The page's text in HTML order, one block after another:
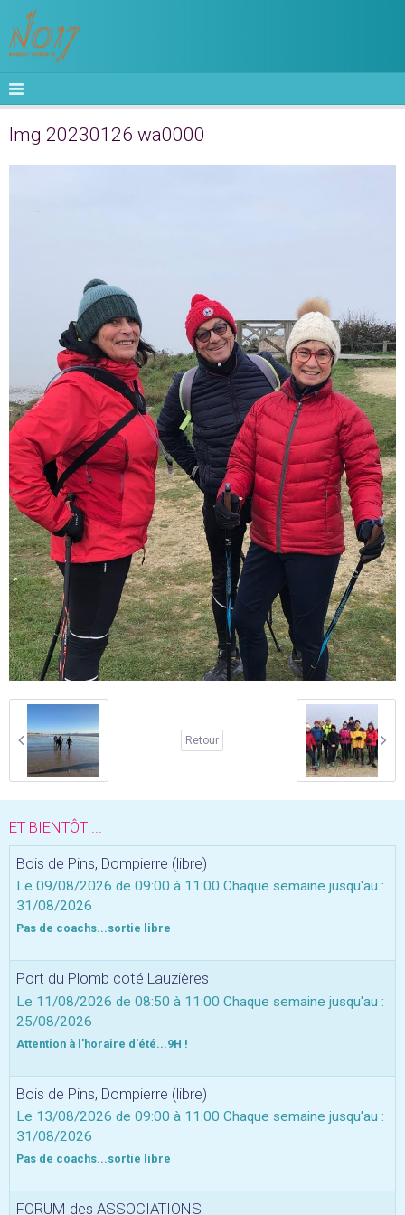
Img 20230126 wa0000
Retour
ET BIENTÔT ...
Bois de Pins, Dompierre (libre)
Le 09/08/2026 de 09:00 à 11:00 Chaque semaine jusqu'au :
31/08/2026
Pas de coachs...sortie libre
Port du Plomb coté Lauzières
Le 11/08/2026 de 08:50 à 11:00 Chaque semaine jusqu'au :
25/08/2026
Attention à l'horaire d'été...9H !
Bois de Pins, Dompierre (libre)
Le 13/08/2026 de 09:00 à 11:00 Chaque semaine jusqu'au :
31/08/2026
Pas de coachs...sortie libre
FORUM des ASSOCIATIONS